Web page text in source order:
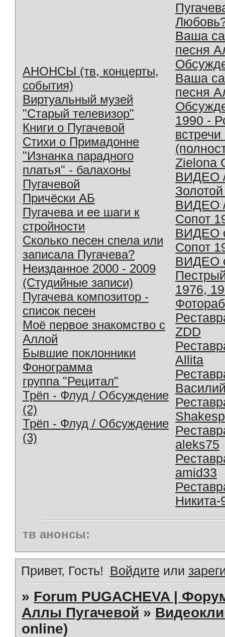
АНОНСЫ (тв, концерты,
события)
Виртуальный музей
"Старый телевизор"
Книги о Пугачевой
Стихи о Примадонне
"Изнанка парадного
платья" - балахоны
Пугачевой
Причёски АБ
Пугачева и ее шаги к
стройности
Сколько песен спела или
записала Пугачева?
Неизданное 2000 - 2009
(Студийные записи)
Пугачева композитор -
список песен
Моё первое знакомство с
Аллой
Бывшие поклонники
Фонограмма
группа "Рецитал"
Трёп - Флуд / Обсуждение
(2)
Трёп - Флуд / Обсуждение
(3)
Ваша
песня
Ваша
песня
1990 -
Zielona
ВИДЕО
ВИДЕО
Сопот
ВИДЕО
Сопот
ВИДЕО
1976,
ZDD
Allita
aleks75
amid33
Никита-
тв анонсы:
Привет, Гость! Войдите или
» Forum PUGACHEVA |
Аллы Пугачевой »
online)